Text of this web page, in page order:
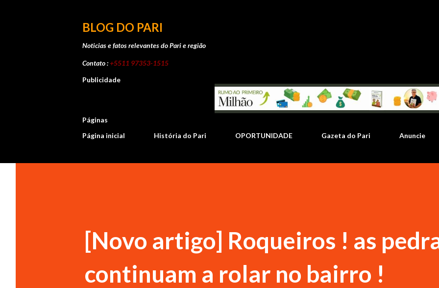
BLOG DO PARI
Noticias e fatos relevantes do Pari e região
Contato :+5511 97353-1515
Publicidade
Páginas
Página inicial
História do Pari OPORTUNIDADE Gazeta do Pari Anuncie
[Novo artigo] Roqueiros ! as
continuam a rolar no bairro !